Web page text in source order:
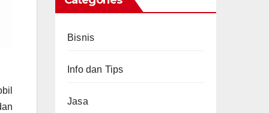
Bisnis
Info dan Tips
Jasa